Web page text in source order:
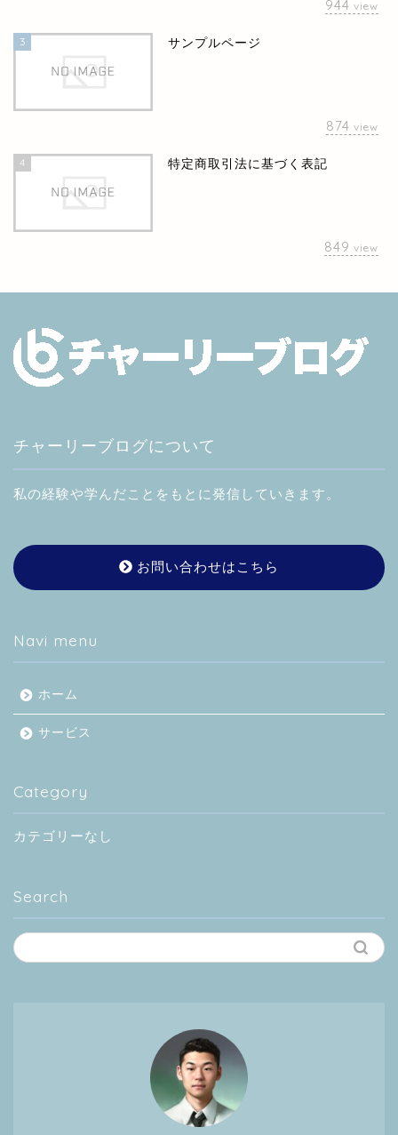
944 view
3 サンプルページ
874 view
4 特定商取引法に基づく表記
849 view
チャーリーブログについて
私の経験や学んだことをもとに発信していきます。
お問い合わせはこちら
Navi menu
ホーム
サービス
Category
カテゴリーなし
Search